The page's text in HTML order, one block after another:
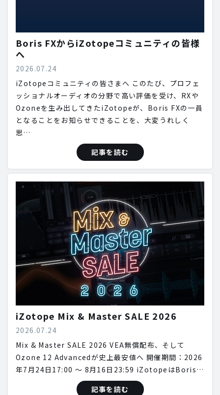
Boris FXからiZotopeコミュニティの皆様
へ
2026.07.24
iZotopeコミュニティの皆さまへ このたび、プロフェ
ッショナルオーディオの分野で高い評価を受け、RXや
Ozoneを生み出してきたiZotopeが、Boris FXの一員
となることをお知らせできることを、大変うれしく
思…
記事を読む
iZotope Mix & Master SALE 2026
2026.07.24
Mix & Master SALE 2026 VEA無償配布、そして
Ozone 12 Advancedが史上最安値へ 開催期間：2026
年7月24日17:00 〜 8月16日23:59 iZotopeはBoris…
記事を読む